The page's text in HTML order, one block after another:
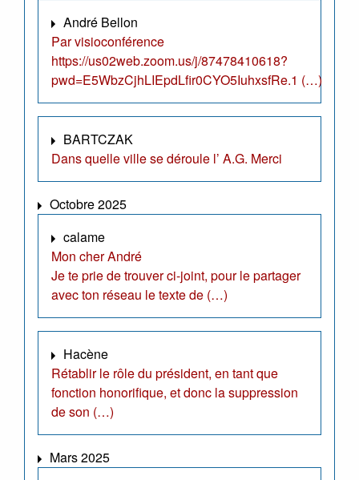
André Bellon
Par visioconférence
https://us02web.zoom.us/j/87478410618?
pwd=E5WbzCjhLIEpdLfir0CYO5IuhxsfRe.1 (…)
BARTCZAK
Dans quelle ville se déroule l’ A.G. Merci
Octobre 2025
calame
Mon cher André
Je te prie de trouver ci-joint, pour le partager
avec ton réseau le texte de (…)
Hacène
Rétablir le rôle du président, en tant que
fonction honorifique, et donc la suppression
de son (…)
Mars 2025